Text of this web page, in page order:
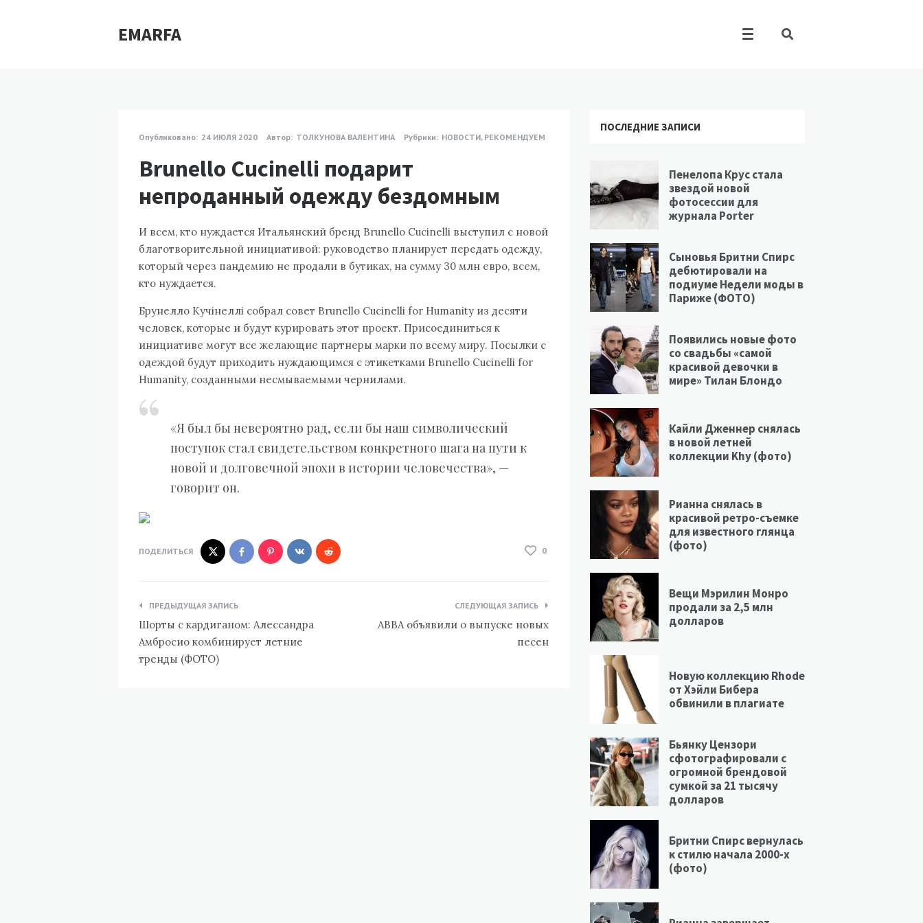
EMARFA
Опубликовано: 24 ИЮЛЯ 2020 Автор: ТОЛКУНОВА ВАЛЕНТИНА Рубрики: НОВОСТИ, РЕКОМЕНДУЕМ
Brunello Cucinelli подарит
непроданный одежду бездомным
И всем, кто нуждается Итальянский бренд Brunello Cucinelli выступил с новой
благотворительной инициативой: руководство планирует передать одежду,
который через пандемию не продали в бутиках, на сумму 30 млн евро, всем,
кто нуждается.
Брунелло Кучінеллі собрал совет Brunello Cucinelli for Humanity из десяти
человек, которые и будут курировать этот проект. Присоединиться к
инициативе могут все желающие партнеры марки по всему миру. Посылки с
одеждой будут приходить нуждающимся с этикетками Brunello Cucinelli for
Humanity, созданными несмываемыми чернилами.
«Я был бы невероятно рад, если бы наш символический
поступок стал свидетельством конкретного шага на пути к
новой и долговечной эпохи в истории человечества», —
говорит он.
ПОДЕЛИТЬСЯ 0
Навигация
по
записям
ПРЕДЫДУЩАЯ ЗАПИСЬ
Шорты с кардиганом: Алессандра
Амбросио комбинирует летние
тренды (ФОТО)
СЛЕДУЮЩАЯ ЗАПИСЬ
ABBA объявили о выпуске новых
песен
ПОСЛЕДНИЕ ЗАПИСИ
Пенелопа Крус стала
звездой новой
фотосессии для
журнала Porter
Сыновья Бритни Спирс
дебютировали на
подиуме Недели моды в
Париже (ФОТО)
Появились новые фото
со свадьбы «самой
красивой девочки в
мире» Тилан Блондо
Кайли Дженнер снялась
в новой летней
коллекции Khy (фото)
Рианна снялась в
красивой ретро-съемке
для известного глянца
(фото)
Вещи Мэрилин Монро
продали за 2,5 млн
долларов
Новую коллекцию Rhode
от Хэйли Бибера
обвинили в плагиате
Бьянку Цензори
сфотографировали с
огромной брендовой
сумкой за 21 тысячу
долларов
Бритни Спирс вернулась
к стилю начала 2000-х
(фото)